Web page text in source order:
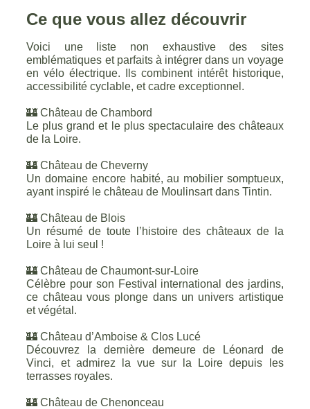
Ce que vous allez découvrir
Voici une liste non exhaustive des sites
emblématiques et parfaits à intégrer dans un voyage
en vélo électrique. Ils combinent intérêt historique,
accessibilité cyclable, et cadre exceptionnel.
🏰 Château de Chambord
Le plus grand et le plus spectaculaire des châteaux
de la Loire.
🏰 Château de Cheverny
Un domaine encore habité, au mobilier somptueux,
ayant inspiré le château de Moulinsart dans Tintin.
🏰 Château de Blois
Un résumé de toute l’histoire des châteaux de la
Loire à lui seul !
🏰 Château de Chaumont-sur-Loire
Célèbre pour son Festival international des jardins,
ce château vous plonge dans un univers artistique
et végétal.
🏰 Château d’Amboise & Clos Lucé
Découvrez la dernière demeure de Léonard de
Vinci, et admirez la vue sur la Loire depuis les
terrasses royales.
🏰 Château de Chenonceau